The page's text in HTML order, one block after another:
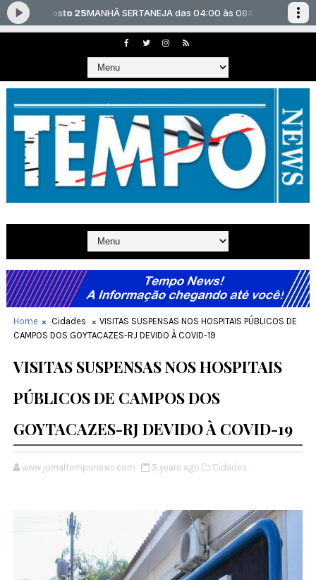
Home Cidades
VISITAS SUSPENSAS NOS HOSPITAIS PÚBLICOS DE
CAMPOS DOS GOYTACAZES-RJ DEVIDO À COVID-19
VISITAS SUSPENSAS NOS HOSPITAIS
PÚBLICOS DE CAMPOS DOS
GOYTACAZES-RJ DEVIDO À COVID-19
www.jornaltemponews.com 5 years ago Cidades,